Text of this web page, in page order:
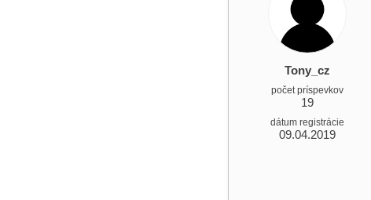
Tony_cz
počet príspevkov
19
dátum registrácie
09.04.2019